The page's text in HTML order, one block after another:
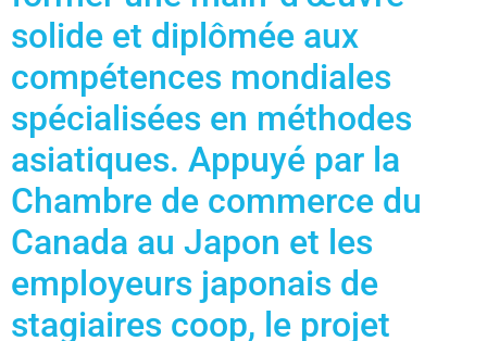
solide et diplômée aux
compétences mondiales
spécialisées en méthodes
asiatiques. Appuyé par la
Chambre de commerce du
Canada au Japon et les
employeurs japonais de
stagiaires coop, le projet